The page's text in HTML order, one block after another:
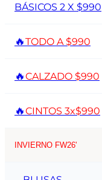
BÁSICOS 2 X $990
🔥TODO A $990
🔥CALZADO $990
🔥CINTOS 3x$990
INVIERNO FW26'